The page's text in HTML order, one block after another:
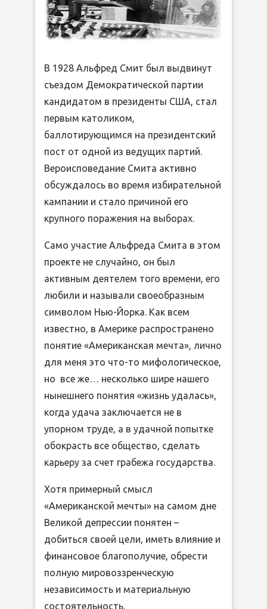
В 1928 Альфред Смит был выдвинут
съездом Демократической партии
кандидатом в президенты США, стал
первым католиком,
баллотирующимся на президентский
пост от одной из ведущих партий.
Вероисповедание Смита активно
обсуждалось во время избирательной
кампании и стало причиной его
крупного поражения на выборах.
Само участие Альфреда Смита в этом
проекте не случайно, он был
активным деятелем того времени, его
любили и называли своеобразным
символом Нью-Йорка. Как всем
известно, в Америке распространено
понятие «Американская мечта», лично
для меня это что-то мифологическое,
но все же… несколько шире нашего
нынешнего понятия «жизнь удалась»,
когда удача заключается не в
упорном труде, а в удачной попытке
обокрасть все общество, сделать
карьеру за счет грабежа государства.
Хотя примерный смысл
«Американской мечты» на самом дне
Великой депрессии понятен –
добиться своей цели, иметь влияние и
финансовое благополучие, обрести
полную мировоззренческую
независимость и материальную
состоятельность.